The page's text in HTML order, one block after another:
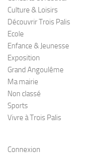
Culture & Loisirs
Découvrir Trois Palis
Ecole
Enfance & Jeunesse
Exposition
Grand Angoulême
Ma mairie
Non classé
Sports
Vivre à Trois Palis
Connexion